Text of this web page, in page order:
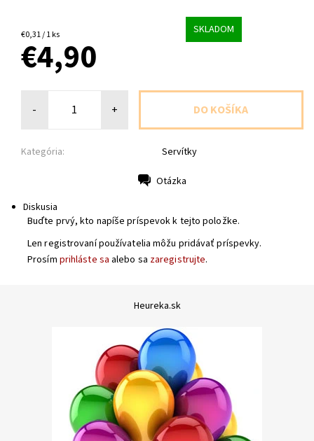
€0,31 / 1 ks SKLADOM
€4,90
- +
Kategória: Servítky
Otázka
Diskusia
Buďte prvý, kto napíše príspevok k tejto položke.
Len registrovaní používatelia môžu pridávať príspevky.
Prosím prihláste sa alebo sa zaregistrujte.
Heureka.sk